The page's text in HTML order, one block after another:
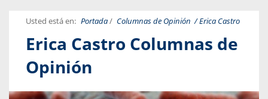
Usted está en: Portada/ Columnas de Opinión / Erica Castro
Erica Castro Columnas de
Opinión